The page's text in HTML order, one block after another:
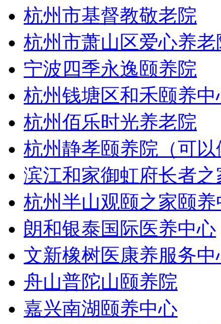
杭州市基督教敬老院
杭州市萧山区爱心养老
宁波四季永逸颐养院
杭州钱塘区和禾颐养中
杭州佰乐时光养老院
杭州静孝颐养院（可
滨江和家御虹府长者之
杭州半山观颐之家颐养
朗和银泰国际医养中心
文新橡树医康养服务中
舟山普陀山颐养院
嘉兴南湖颐养中心